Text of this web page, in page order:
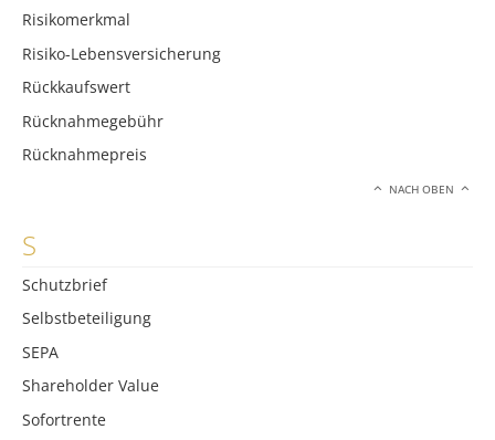
Risikomerkmal
Risiko-Lebensversicherung
Rückkaufswert
Rücknahmegebühr
Rücknahmepreis
NACH OBEN
S
Schutzbrief
Selbstbeteiligung
SEPA
Shareholder Value
Sofortrente